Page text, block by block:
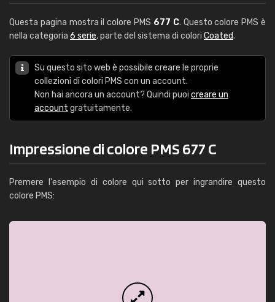
Questa pagina mostra il colore PMS 677 C. Questo colore PMS è
nella categoria 6 serie, parte del sistema di colori Coated.
Su questo sito web è possibile creare le proprie
collezioni di colori PMS con un account.
Non hai ancora un account? Quindi puoi creare un
account gratuitamente.
Impressione di colore PMS 677 C
Premere l'esempio di colore qui sotto per ingrandire questo
colore PMS: